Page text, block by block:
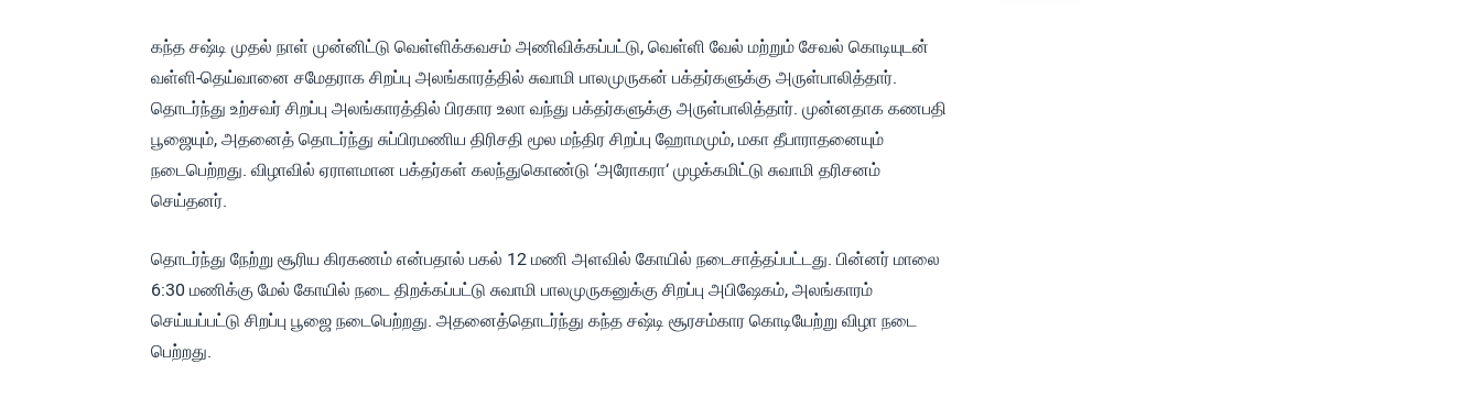
கந்த சஷ்டி முதல் நாள் முன்னிட்டு வெள்ளிக்கவசம் அணிவிக்கப்பட்டு, வெள்ளி வேல் மற்றும் சேவல் கொடியுடன்
வள்ளி-தெய்வானை சமேதராக சிறப்பு அலங்காரத்தில் சுவாமி பாலமுருகன் பக்தர்களுக்கு அருள்பாலித்தார்.
தொடர்ந்து உற்சவர் சிறப்பு அலங்காரத்தில் பிரகார உலா வந்து பக்தர்களுக்கு அருள்பாலித்தார். முன்னதாக கணபதி
பூஜையும், அதனைத் தொடர்ந்து சுப்பிரமணிய திரிசதி மூல மந்திர சிறப்பு ஹோமமும், மகா தீபாராதனையும்
நடைபெற்றது. விழாவில் ஏராளமான பக்தர்கள் கலந்துகொண்டு ‘அரோகரா‘ முழக்கமிட்டு சுவாமி தரிசனம்
செய்தனர்.
தொடர்ந்து நேற்று சூரிய கிரகணம் என்பதால் பகல் 12 மணி அளவில் கோயில் நடைசாத்தப்பட்டது. பின்னர் மாலை
6:30 மணிக்கு மேல் கோயில் நடை திறக்கப்பட்டு சுவாமி பாலமுருகனுக்கு சிறப்பு அபிஷேகம், அலங்காரம்
செய்யப்பட்டு சிறப்பு பூஜை நடைபெற்றது. அதனைத்தொடர்ந்து கந்த சஷ்டி சூரசம்கார கொடியேற்று விழா நடை
பெற்றது.